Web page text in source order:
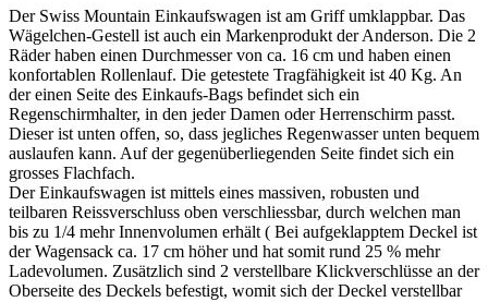
Der Swiss Mountain Einkaufswagen ist am Griff umklappbar. Das
Wägelchen-Gestell ist auch ein Markenprodukt der Anderson. Die 2
Räder haben einen Durchmesser von ca. 16 cm und haben einen
konfortablen Rollenlauf. Die getestete Tragfähigkeit ist 40 Kg. An
der einen Seite des Einkaufs-Bags befindet sich ein
Regenschirmhalter, in den jeder Damen oder Herrenschirm passt.
Dieser ist unten offen, so, dass jegliches Regenwasser unten bequem
auslaufen kann. Auf der gegenüberliegenden Seite findet sich ein
grosses Flachfach.
Der Einkaufswagen ist mittels eines massiven, robusten und
teilbaren Reissverschluss oben verschliessbar, durch welchen man
bis zu 1/4 mehr Innenvolumen erhält ( Bei aufgeklapptem Deckel ist
der Wagensack ca. 17 cm höher und hat somit rund 25 % mehr
Ladevolumen. Zusätzlich sind 2 verstellbare Klickverschlüsse an der
Oberseite des Deckels befestigt, womit sich der Deckel verstellbar